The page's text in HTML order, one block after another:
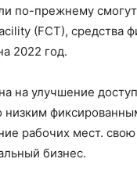
по-прежнему смогут
(FCT), средства
2022 год.
​​на улучшение
низким
рабочих мест.
бизнес.